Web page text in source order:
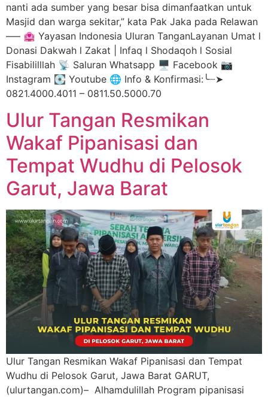
nanti ada sumber yang besar bisa dimanfaatkan untuk
Masjid dan warga sekitar,” kata Pak Jaka pada Relawan
—– 🏩 Yayasan Indonesia Uluran TanganLayanan Umat l
Donasi Dakwah l Zakat | Infaq l Shodaqoh l Sosial
Fisabililllah 📡 Saluran Whatsapp 🖥️ Facebook 📷
Instagram 💽 Youtube 🌐 Info & Konfirmasi:╰┈➤
0821.4000.4011 – 0811.50.5000.70
Ulur Tangan Resmikan
Wakaf Pipanisasi dan
Tempat Wudhu di Pelosok
Garut, Jawa Barat
Ulur Tangan Resmikan Wakaf Pipanisasi dan Tempat
Wudhu di Pelosok Garut, Jawa Barat GARUT,
(ulurtangan.com)– Alhamdulillah Program pipanisasi